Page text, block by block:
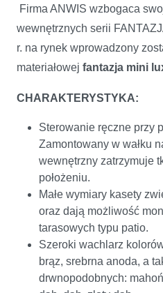
Firma ANWIS wzbogaca
wewnętrznych serii
r. na rynek wprowadzony
materiałowej fantazja mini
CHARAKTERYSTYKA:
Sterowanie ręczne przy
Zamontowany w wałku
wewnętrzny zatrzymuje
położeniu.
Małe wymiary kasety
oraz dają możliwość
tarasowych typu patio.
Szeroki wachlarz
brąz, srebrna anoda, a
drwnopodobnych: